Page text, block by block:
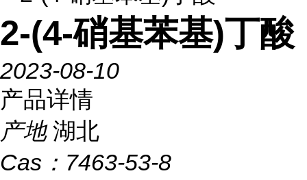
2-(4-硝基苯基)丁酸
2023-08-10
产品详情
产地 湖北
Cas： 7463-53-8